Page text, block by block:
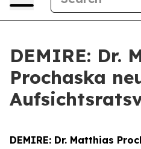
DEMIRE: Dr.
Prochaska
DEMIRE: Dr. Matthias